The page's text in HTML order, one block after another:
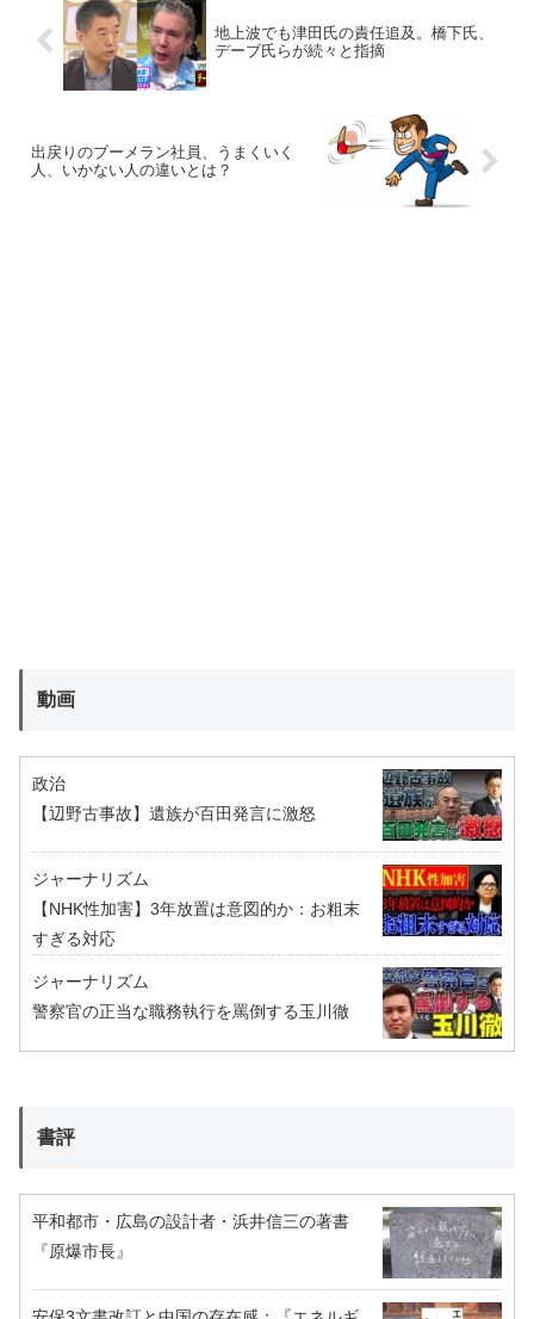
地上波でも津田氏の責任追及。橋下氏、
デーブ氏らが続々と指摘
出戻りのブーメラン社員、うまくいく
人、いかない人の違いとは？
動画
政治
【辺野古事故】遺族が百田発言に激怒
ジャーナリズム
【NHK性加害】3年放置は意図的か：お粗末
すぎる対応
ジャーナリズム
警察官の正当な職務執行を罵倒する玉川徹
書評
平和都市・広島の設計者・浜井信三の著書
『原爆市長』